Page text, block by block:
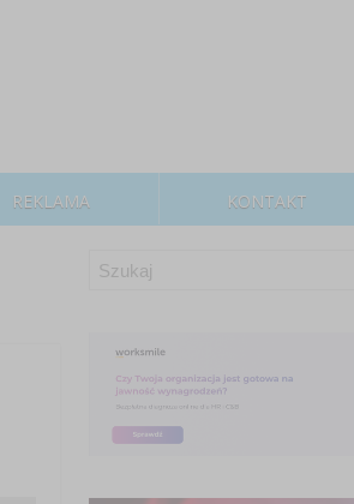
REKLAMA KONTAKT